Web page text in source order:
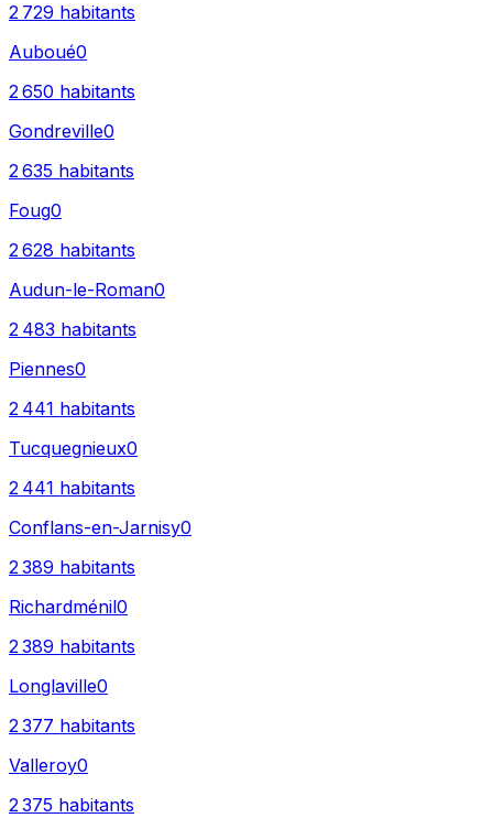
2 729 habitants
Auboué0
2 650 habitants
Gondreville0
2 635 habitants
Foug0
2 628 habitants
Audun-le-Roman0
2 483 habitants
Piennes0
2 441 habitants
Tucquegnieux0
2 441 habitants
Conflans-en-Jarnisy0
2 389 habitants
Richardménil0
2 389 habitants
Longlaville0
2 377 habitants
Valleroy0
2 375 habitants